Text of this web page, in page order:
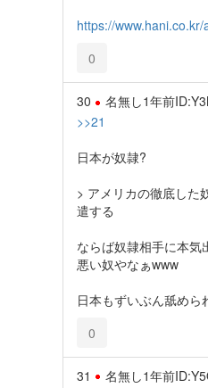
https://
0
30 名無し1年前
>>21
日本が奴隷?
> アメリカの徹底した
遣する
ならば奴隷相手に本気
悪い奴やなぁwww
日本もずいぶん舐めら
0
31 名無し1年前